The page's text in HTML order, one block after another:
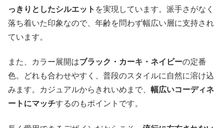
っきりとしたシルエット を実現しています。派手さがなく
落ち着いた印象なので、年齢を問わず幅広い層に支持され
ています。
また、カラー展開はブラック・カーキ・ネイビーの定番
色。どれも合わせやすく、普段のスタイルに自然に溶け込
みます。カジュアルからきれいめまで、 幅広いコーディネ
ートにマッチするのもポイントです。